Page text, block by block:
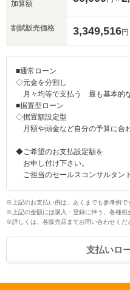
加算額
割賦販売価格 3,349,516円
■通常ローン
◇元金を分割し
月々均等で支払う 最も基本的な
■据置型ローン
◇据置額設定型
月額や頭金など自分の予算に合
◆ご希望のお支払設定額を
お申し付け下さい。
ご担当のセールスコンサルタン
※上記のお支払い例は、あくまでも参考例で
※上記の金額には購入・登録に伴う、各種税
※詳しくは、各販売店までお問い合わせくだ
支払いロ